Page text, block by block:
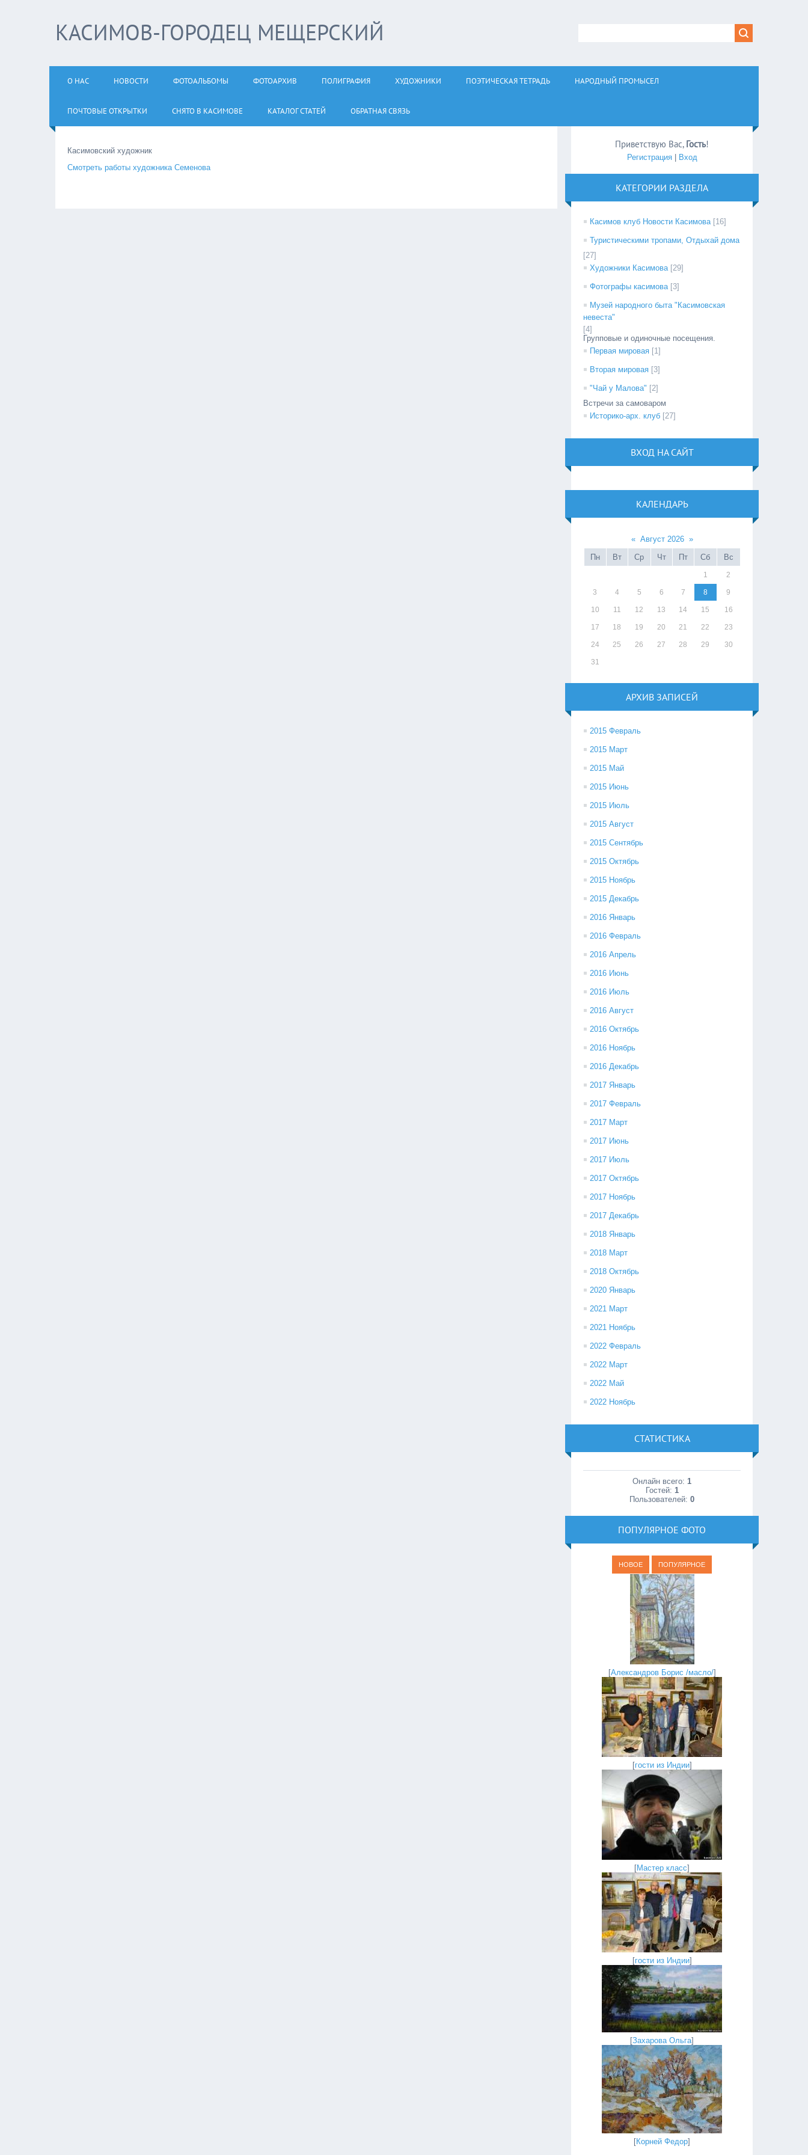
КАСИМОВ-ГОРОДЕЦ МЕЩЕРСКИЙ
О НАС НОВОСТИ ФОТОАЛЬБОМЫ ФОТОАРХИВ ПОЛИГРАФИЯ ХУДОЖНИКИ ПОЭТИЧЕСКАЯ ТЕТРАДЬ НАРОДНЫЙ ПРОМЫСЕЛ
ПОЧТОВЫЕ ОТКРЫТКИ СНЯТО В КАСИМОВЕ КАТАЛОГ СТАТЕЙ ОБРАТНАЯ СВЯЗЬ
Касимовский художник
Смотреть работы художника Семенова
Приветствую Вас, Гость!
Регистрация| Вход
КАТЕГОРИИ РАЗДЕЛА
Касимов клуб Новости Касимова [16]
Туристическими тропами, Отдыхай дома
[27]
Художники Касимова [29]
Фотографы касимова [3]
Музей народного быта "Касимовская
невеста"
[4]
Групповые и одиночные посещения.
Первая мировая [1]
Вторая мировая [3]
"Чай у Малова" [2]
Встречи за самоваром
Историко-арх. клуб [27]
ВХОД НА САЙТ
КАЛЕНДАРЬ
« Август 2026 »
Пн
Вт Ср Чт Пт Сб Вс
1 2
3 4 5 6 7 8 9
10 11 12 13 14 15 16
17 18 19 20 21 22 23
24 25 26 27 28 29 30
31
АРХИВ ЗАПИСЕЙ
2015 Февраль
2015 Март
2015 Май
2015 Июнь
2015 Июль
2015 Август
2015 Сентябрь
2015 Октябрь
2015 Ноябрь
2015 Декабрь
2016 Январь
2016 Февраль
2016 Апрель
2016 Июнь
2016 Июль
2016 Август
2016 Октябрь
2016 Ноябрь
2016 Декабрь
2017 Январь
2017 Февраль
2017 Март
2017 Июнь
2017 Июль
2017 Октябрь
2017 Ноябрь
2017 Декабрь
2018 Январь
2018 Март
2018 Октябрь
2020 Январь
2021 Март
2021 Ноябрь
2022 Февраль
2022 Март
2022 Май
2022 Ноябрь
СТАТИСТИКА
Онлайн всего:1
Гостей: 1
Пользователей:0
ПОПУЛЯРНОЕ ФОТО
[Александров Борис /масло/]
[гости из Индии]
[Мастер класс]
[гости из Индии]
[Захарова Ольга]
[Корней Федор]